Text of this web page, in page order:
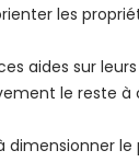
les
aides sur
le reste
le